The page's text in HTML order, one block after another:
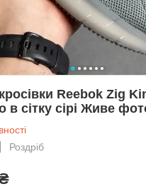
Reebok Zig
в сітку сірі Живе
Роздріб